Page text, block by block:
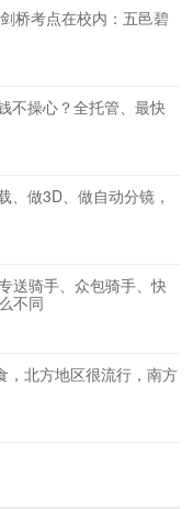
桥考点在校内：五邑碧
不操心？全托管、最快
、做3D、做自动分镜，
送骑手、众包骑手、快
不同
，北方地区很流行，南方